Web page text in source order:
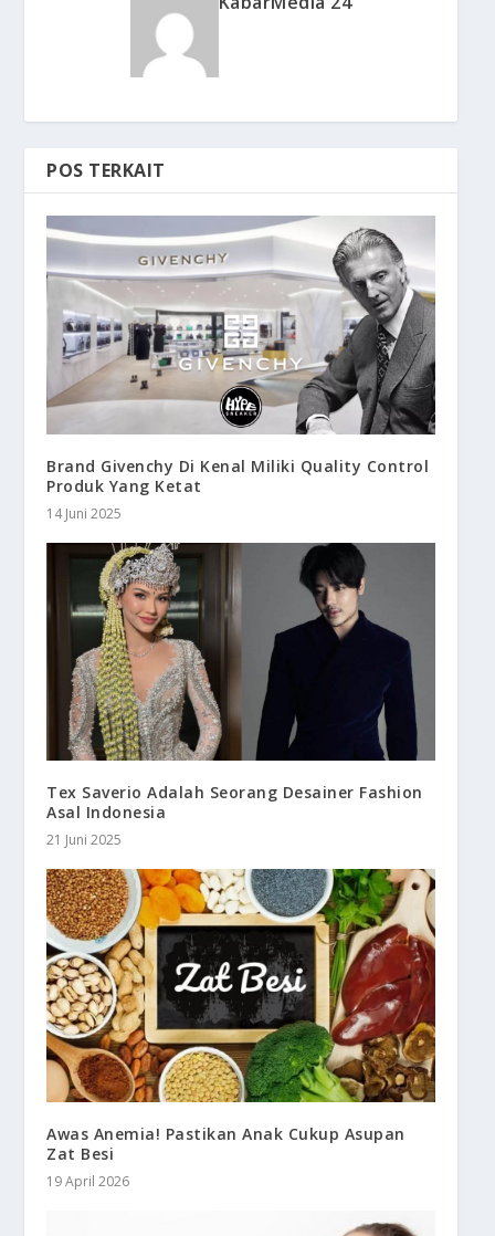
POS TERKAIT
Brand Givenchy Di Kenal Miliki Quality Control
Produk Yang Ketat
14 Juni 2025
Tex Saverio Adalah Seorang Desainer Fashion
Asal Indonesia
21 Juni 2025
Awas Anemia! Pastikan Anak Cukup Asupan
Zat Besi
19 April 2026